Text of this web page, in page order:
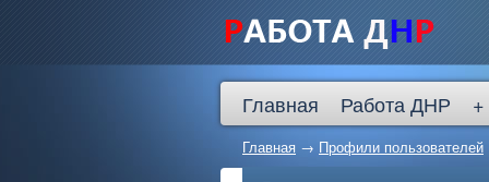
Главная Работа ДНР
Главная → Профили пользователей